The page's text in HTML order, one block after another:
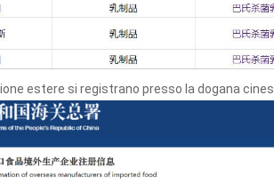
estere si registrano presso la dogana